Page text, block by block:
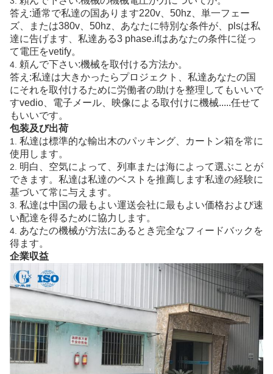
答え:通常で私達の国あります220v、50hz、単一フェー
ズ、または380v、50hz、あなたに特別な条件が、plsは私
達に告げます、私達ある3 phase.ifはあなたの条件に従っ
て電圧をvetify。
4. 頼んで下さい:機械を取付ける方法か。
答え:私達は大きかったらプロジェクト、私達あなたの国
にそれを取付けるために労働者の助けを整理してもいいで
すvedio、電子メール、映像による取付けに機械.....任せて
もいいです。
包装及び出荷
1. 私達は標準的な輸出木のパッキング、カートン箱を常に
使用します。
2. 明白、空気によって、列車または海によって選ぶことが
できます。私達は私達のベストを推薦します私達の経験に
基づいて常に与えます。
3. 私達は中国の最もよい運送会社に最もよい価格および速
い配達を得るために協力します。
4. あなたの機械が方法にあるとき完全なフィードバックを
得ます。
企業収益